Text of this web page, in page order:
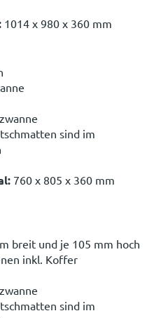
1014 x 980 x 360 mm
sind im
760 x 805 x 360 mm
breit und je 105 mm hoch
inkl. Koffer
sind im